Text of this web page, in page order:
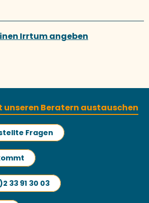
Irrtum angeben
unseren Beratern austauschen
Fragen
33 91 30 03